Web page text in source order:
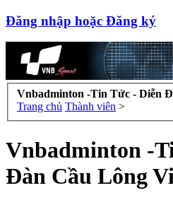
Đăng nhập hoặc Đăng ký
Vnbadminton -Tin Tức - Diễn
Trang chủ Thành viên >
Vnbadminton -
Đàn Cầu Lông